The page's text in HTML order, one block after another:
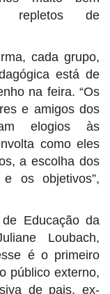
repletos de
cada grupo,
está de
na feira. “Os
e amigos dos
elogios às
como eles
a escolha dos
os objetivos”,
Educação da
Loubach,
é o primeiro
público externo,
de pais, ex-